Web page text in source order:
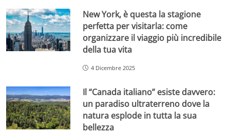
New York, è questa la stagione
perfetta per visitarla: come
organizzare il viaggio più incredibile
della tua vita
4 Dicembre 2025
Il “Canada italiano” esiste davvero:
un paradiso ultraterreno dove la
natura esplode in tutta la sua
bellezza